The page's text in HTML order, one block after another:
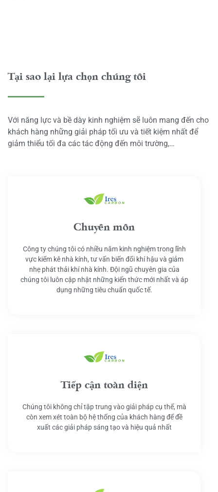
Tại sao lại lựa chọn chúng tôi
Với năng lực và bề dày kinh nghiệm sẽ luôn mang đến cho
khách hàng những giải pháp tối ưu và tiết kiệm nhất để
giảm thiểu tối đa các tác động đến môi trường,…
Chuyên môn
Công ty chúng tôi có nhiều năm kinh nghiệm trong lĩnh
vực kiểm kê nhà kính, tư vấn biến đổi khí hậu và giảm
nhẹ phát thải khí nhà kính. Đội ngũ chuyên gia của
chúng tôi luôn cập nhật những kiến thức mới nhất và áp
dụng những tiêu chuẩn quốc tế.
Tiếp cận toàn diện
Chúng tôi không chỉ tập trung vào giải pháp cụ thể, mà
còn xem xét toàn bộ hệ thống của khách hàng để đề
xuất các giải pháp sáng tạo và hiệu quả nhất